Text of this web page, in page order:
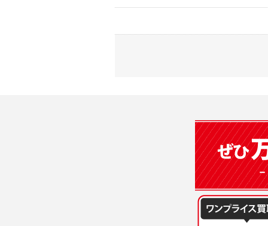
・お問合せ
(2)法令等に
(3)ご本人ま
(4)国の機関
本人の同意
(5)業務を円
の安全管理